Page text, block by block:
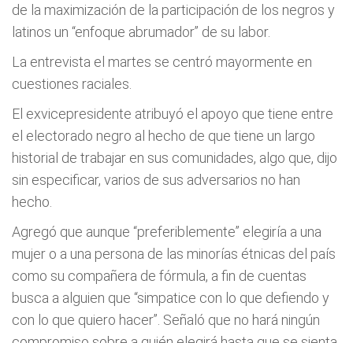
de la maximización de la participación de los negros y
latinos un “enfoque abrumador” de su labor.
La entrevista el martes se centró mayormente en
cuestiones raciales.
El exvicepresidente atribuyó el apoyo que tiene entre
el electorado negro al hecho de que tiene un largo
historial de trabajar en sus comunidades, algo que, dijo
sin especificar, varios de sus adversarios no han
hecho.
Agregó que aunque “preferiblemente” elegiría a una
mujer o a una persona de las minorías étnicas del país
como su compañera de fórmula, a fin de cuentas
busca a alguien que “simpatice con lo que defiendo y
con lo que quiero hacer”. Señaló que no hará ningún